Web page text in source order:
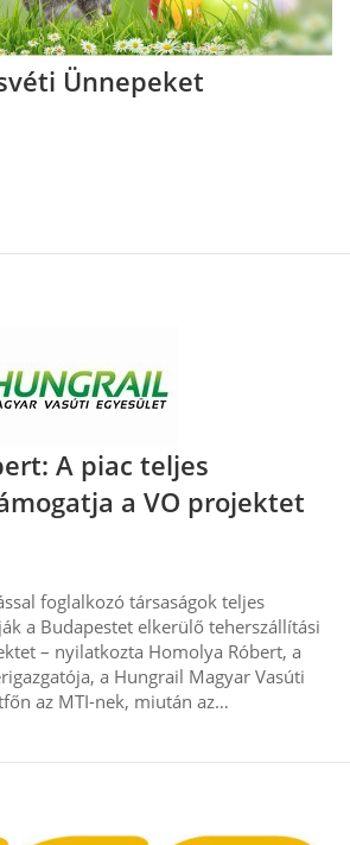
Ünnepeket
A piac teljes
a VO projektet
foglalkozó társaságok teljes
a Budapestet elkerülő teherszállítási
– nyilatkozta Homolya Róbert, a
a Hungrail Magyar Vasúti
az MTI-nek, miután az…